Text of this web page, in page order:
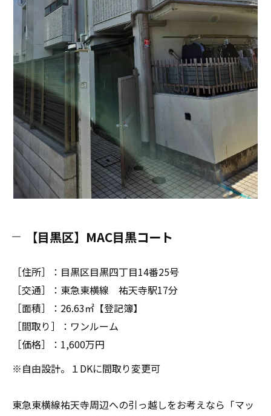
【目黒区】MAC目黒コート
［住所］：目黒区目黒四丁目14番25号
［交通］：東急東横線 祐天寺駅17分
［面積］：26.63㎡【登記簿】
［間取り］：ワンルーム
［価格］：1,600万円
※自由設計。１DKに間取り変更可
東急東横線祐天寺周辺への引っ越しをお考えなら「マッ